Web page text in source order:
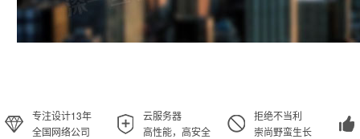
专注设计13年
全国网络公司
云服务器
高性能，高安全
拒绝不当利
崇尚野蛮生长